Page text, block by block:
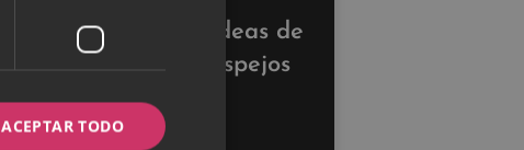
Descubre estas ideas de
decoración con espejos
para ampliar tus
espacios
ACEPTAR TODO